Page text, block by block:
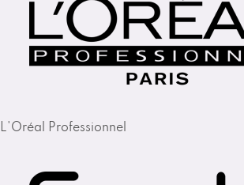
L'Oréal Professionnel